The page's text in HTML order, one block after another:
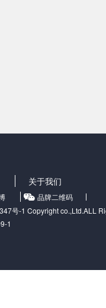
关于我们
品牌二维码
号-1 Copyright co.,Ltd.ALL
1